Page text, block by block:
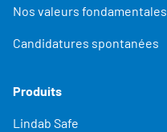
Nos valeurs fondamentales
Candidatures spontanées
Produits
Lindab Safe